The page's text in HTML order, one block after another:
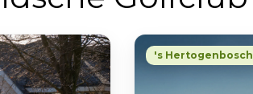
's Hertogenbosch